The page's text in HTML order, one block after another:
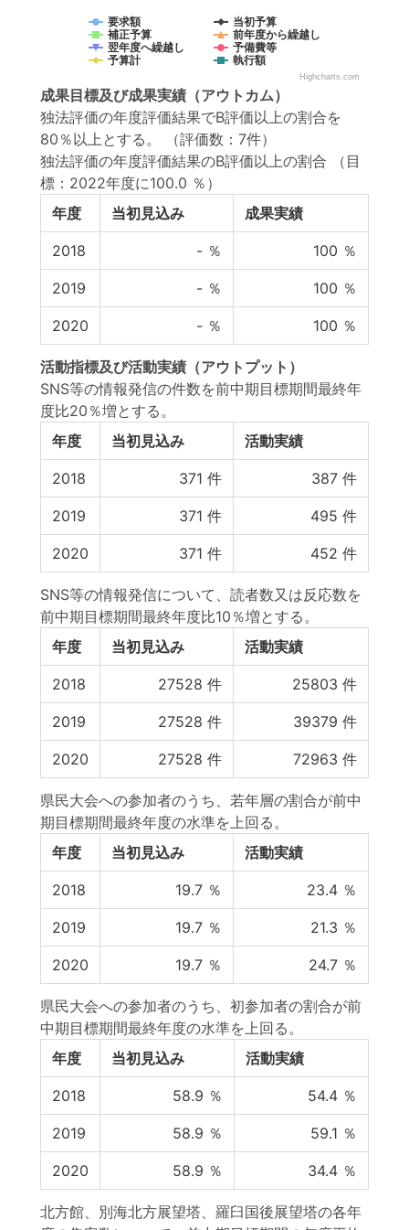
要求額
当初予算
補正予算
前年度から繰越し
翌年度へ繰越し
予備費等
予算計
執行額
Highcharts.com
成果目標及び成果実績 （アウトカム）
独法評価の年度評価結果でB評価以上の割合を
80％以上とする。 （評価数：7件）
独法評価の年度評価結果のB評価以上の割合
（目
標：2022年度に100.0 ％）
年度
当初見込み 成果実績
2018 - ％ 100 ％
2019 - ％ 100 ％
2020 - ％ 100 ％
活動指標及び活動実績 （アウトプット）
SNS等の情報発信の件数を前中期目標期間最終年
度比20％増とする。
年度
当初見込み 活動実績
2018 371 件 387 件
2019 371 件 495 件
2020 371 件 452 件
SNS等の情報発信について、読者数又は反応数を
前中期目標期間最終年度比10％増とする。
年度
当初見込み 活動実績
2018 27528 件 25803 件
2019 27528 件 39379 件
2020 27528 件 72963 件
県民大会への参加者のうち、若年層の割合が前中
期目標期間最終年度の水準を上回る。
年度
当初見込み 活動実績
2018 19.7 ％ 23.4 ％
2019 19.7 ％ 21.3 ％
2020 19.7 ％ 24.7 ％
県民大会への参加者のうち、初参加者の割合が前
中期目標期間最終年度の水準を上回る。
年度
当初見込み 活動実績
2018 58.9 ％ 54.4 ％
2019 58.9 ％ 59.1 ％
2020 58.9 ％ 34.4 ％
北方館、別海北方展望塔、羅臼国後展望塔の各年